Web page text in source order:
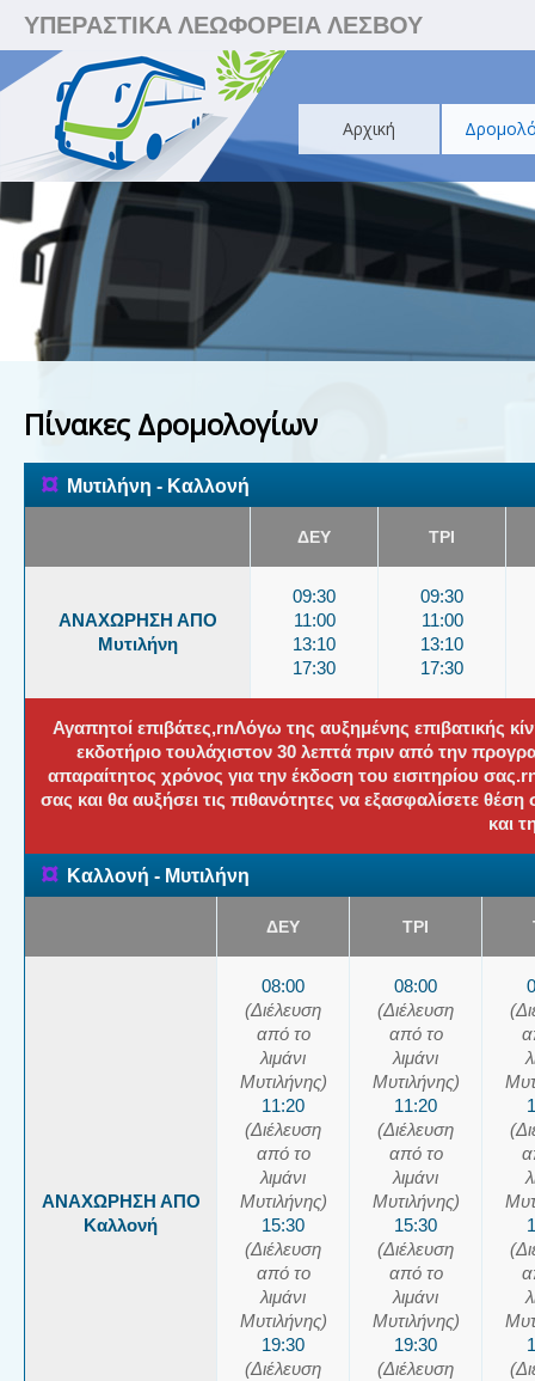
ΥΠΕΡΑΣΤΙΚΑ ΛΕΩΦΟΡΕΙΑ ΛΕΣΒΟΥ
Αρχική
Πίνακες Δρομολογίων
¤ Μυτιλήνη - Καλλονή
ΔΕΥ ΤΡΙ
ΑΝΑΧΩΡΗΣΗ ΑΠΟ
Μυτιλήνη
09:30
11:00
13:10
17:30
09:30
11:00
13:10
17:30
Αγαπητοί επιβάτες,rnΛόγω της αυξημένης επιβατικής
εκδοτήριο τουλάχιστον 30 λεπτά πριν από την
απαραίτητος χρόνος για την έκδοση του εισιτηρίου
σας και θα αυξήσει τις πιθανότητες να εξασφαλίσετε
και
¤ Καλλονή - Μυτιλήνη
ΔΕΥ ΤΡΙ
ΑΝΑΧΩΡΗΣΗ ΑΠΟ
Καλλονή
08:00
(Διέλευση
από το
λιμάνι
Μυτιλήνης)
11:20
(Διέλευση
από το
λιμάνι
Μυτιλήνης)
15:30
(Διέλευση
από το
λιμάνι
Μυτιλήνης)
19:30
(Διέλευση
08:00
(Διέλευση
από το
λιμάνι
Μυτιλήνης)
11:20
(Διέλευση
από το
λιμάνι
Μυτιλήνης)
15:30
(Διέλευση
από το
λιμάνι
Μυτιλήνης)
19:30
(Διέλευση